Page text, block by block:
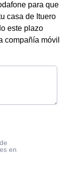
para que
casa de Ituero
este plazo
compañía móvil
en